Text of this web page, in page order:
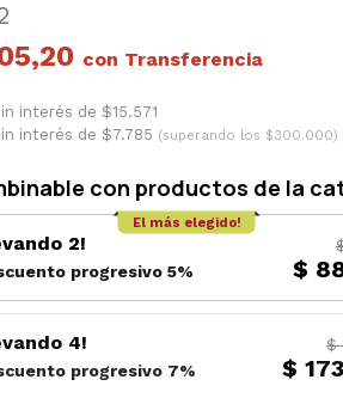
con
interés de $15.571
interés de $7.785 (superando los $300.000)
con productos de la
2!
progresivo 5% $
El más elegido!
4!
progresivo 7%
$
$